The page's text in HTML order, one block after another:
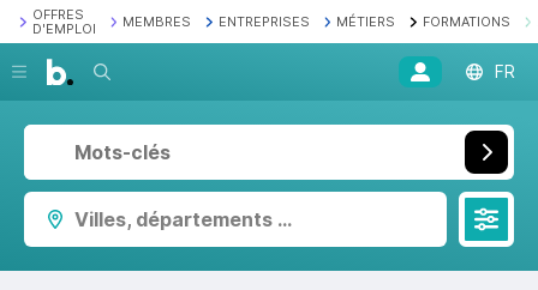
OFFRES
D'EMPLOI
MEMBRES ENTREPRISES MÉTIERS FORMATIONS
Recherche FR
Villes, départements ...